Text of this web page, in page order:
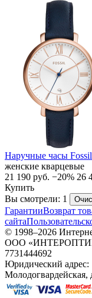
Наручные часы
женские кварцевые
21 190 руб. −20% 26
Купить
Вы смотрели: 1
ГарантииВозврат
сайта
© 1998–2026
ООО
7731444692
Юридический адрес:
Молодогвардейская,